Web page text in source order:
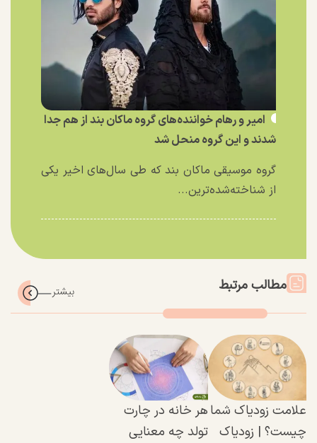
امیر و رهام خواننده‌های گروه ماکان بند از هم جدا
شدند و این گروه منحل شد
گروه موسیقی ماکان بند که طی سال‌های اخیر یکی
از شناخته‌شده‌ترین...
مطالب مرتبط
علامت زودیاک شما
چیست؟ | زودیاک
هر خانه در چارت
تولد چه معنایی